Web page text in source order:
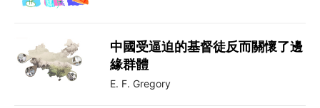
中國受逼迫的基督徒反而關懷了邊
緣群體
E. F. Gregory